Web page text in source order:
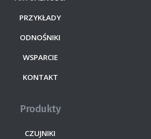
PRZYKŁADY
ODNOŚNIKI
WSPARCIE
KONTAKT
Produkty
CZUJNIKI